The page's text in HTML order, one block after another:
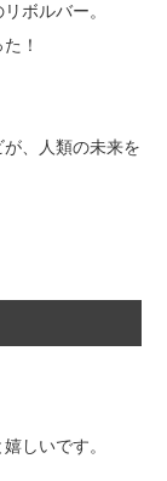
ボルバー。
！
、人類の未来を
しいです。